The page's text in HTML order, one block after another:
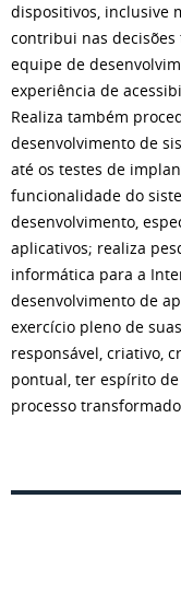
dispositivos, inclusive
contribui nas
equipe de
experiência de
Realiza também
desenvolvimento de
até os testes de
funcionalidade do
desenvolvimento,
aplicativos; realiza
informática para a
desenvolvimento de
exercício pleno de
responsável, criativo,
pontual, ter espírito
processo